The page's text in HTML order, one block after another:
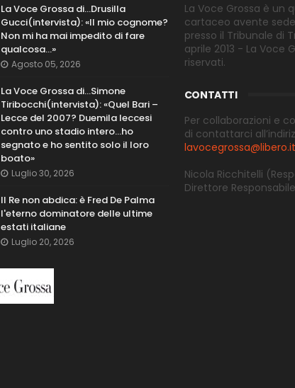
La Voce Grossa di…Drusilla
Gucci(intervista): «Il mio cognome?
Non mi ha mai impedito di fare
qualcosa…»
Agosto 05, 2026
La Voce Grossa di…Simone
Tiribocchi(intervista): «Quel Bari –
Lecce del 2007? Duemila leccesi
contro uno stadio intero...ho
segnato e ho sentito solo il loro
boato»
Luglio 30, 2026
Il Re non abdica: è Fred De Palma
l'eterno dominatore delle ultime
estati italiane
Luglio 20, 2026
La Voce Grossa è un
cartaceo avente
presso il Tribunale di
aprile 2013 - La Voce
riservati.
CONTATTI
Per collaborazioni e
di contattarci
lavocegrossa@libero.it
Nicola Ricchitelli
Direttore